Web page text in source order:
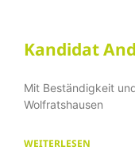
Kandidat
Mit Beständigkeit
Wolfratshausen
WEITERLESEN